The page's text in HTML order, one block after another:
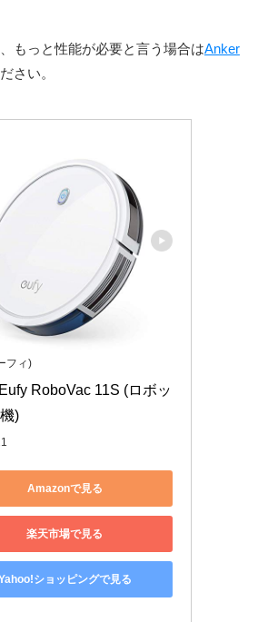
もっと性能が必要と言う場合はAnker
さい。
フィ)
RoboVac 11S (ロボッ
)
Amazonで見る
楽天市場で見る
ショッピングで見る